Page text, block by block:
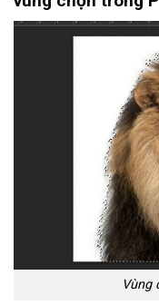
Vùng